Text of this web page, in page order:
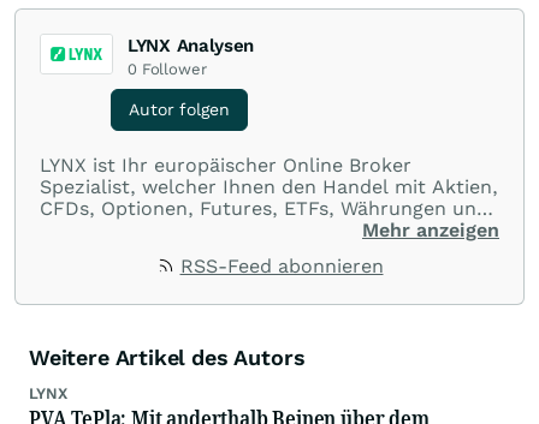
LYNX Analysen
0 Follower
Autor folgen
LYNX ist Ihr europäischer Online Broker
Spezialist, welcher Ihnen den Handel mit Aktien,
CFDs, Optionen, Futures, ETFs, Währungen und
Optionsscheinen aus einer Handelsplattform
Börsenplätzen in 20 Ländern und das zu
Mehr anzeigen
RSS-Feed abonnieren
Weitere Artikel des Autors
LYNX